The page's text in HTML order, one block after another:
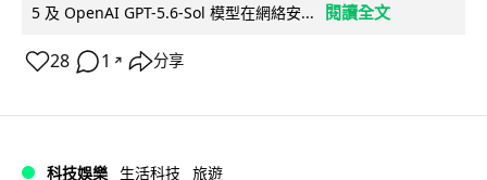
5 及 OpenAI GPT-5.6-Sol 模型在網絡安...
閱讀全文
28 1 ↗ 分享
科技娛樂 生活科技 旅遊